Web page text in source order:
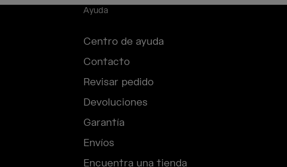
Ayuda
Centro de ayuda
Contacto
Revisar pedido
Devoluciones
Garantía
Envíos
Encuentra una tienda